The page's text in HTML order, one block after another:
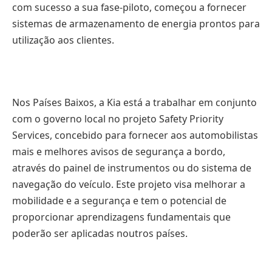
com sucesso a sua fase-piloto, começou a fornecer
sistemas de armazenamento de energia prontos para
utilização aos clientes.
Nos Países Baixos, a Kia está a trabalhar em conjunto
com o governo local no projeto Safety Priority
Services, concebido para fornecer aos automobilistas
mais e melhores avisos de segurança a bordo,
através do painel de instrumentos ou do sistema de
navegação do veículo. Este projeto visa melhorar a
mobilidade e a segurança e tem o potencial de
proporcionar aprendizagens fundamentais que
poderão ser aplicadas noutros países.